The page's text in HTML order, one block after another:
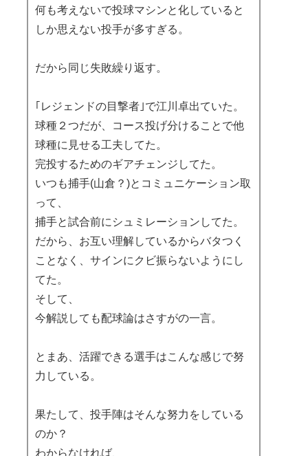
何も考えないで投球マシンと化していると
しか思えない投手が多すぎる。
だから同じ失敗繰り返す。
｢レジェンドの目撃者｣で江川卓出ていた。
球種２つだが、コース投げ分けることで他
球種に見せる工夫してた。
完投するためのギアチェンジしてた。
いつも捕手(山倉？)とコミュニケーション取
って、
捕手と試合前にシュミレーションしてた。
だから、お互い理解しているからバタつく
ことなく、サインにクビ振らないようにし
てた。
そして、
今解説しても配球論はさすがの一言。
とまあ、活躍できる選手はこんな感じで努
力している。
果たして、投手陣はそんな努力をしている
のか？
わからなければ、